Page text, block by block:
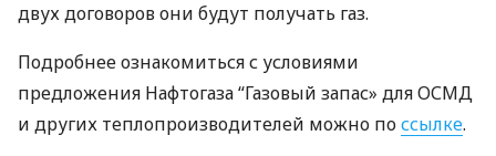
двух договоров они будут получать газ.
Подробнее ознакомиться с условиями
предложения Нафтогаза “Газовый запас» дляОСМД
и других теплопроизводителей можно поссылке.